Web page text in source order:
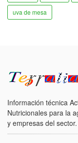
uva de mesa
Información técnica
Nutricionales para la
y empresas del sector.